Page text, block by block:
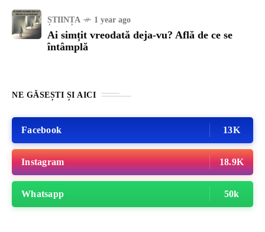
ȘTIINȚA 1 year ago
Ai simțit vreodată deja-vu? Află de ce se
întâmplă
NE GĂSEȘTI ȘI AICI
Facebook 13K
Instagram 18.9K
Whatsapp 50k